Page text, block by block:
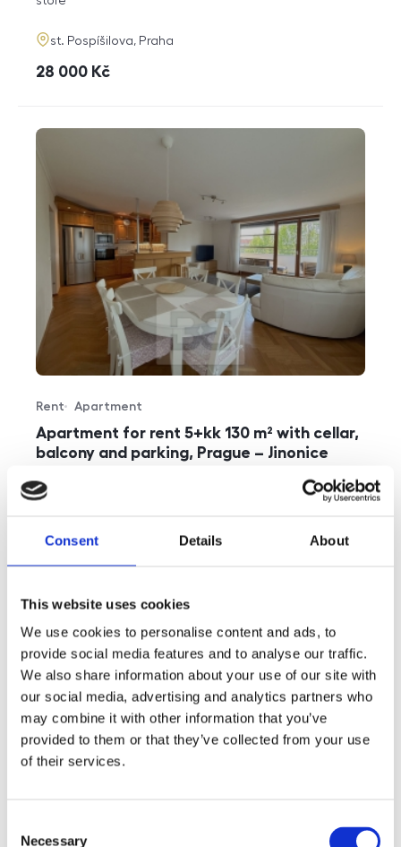
Consent Details About
This website uses cookies
We use cookies to personalise content and ads, to
provide social media features and to analyse our traffic.
We also share information about your use of our site with
our social media, advertising and analytics partners who
may combine it with other information that you’ve
provided to them or that they’ve collected from your use
of their services.
Necessary
adresa
st. Pospíšilova, Praha
cena
28 000 Kč
Apartment for rent 5+kk 130 m² with cellar,
balcony and parking, Prague – Jinonice
Offer type
Rent
Property type
Apartment
rozměry
disposition
5+kk